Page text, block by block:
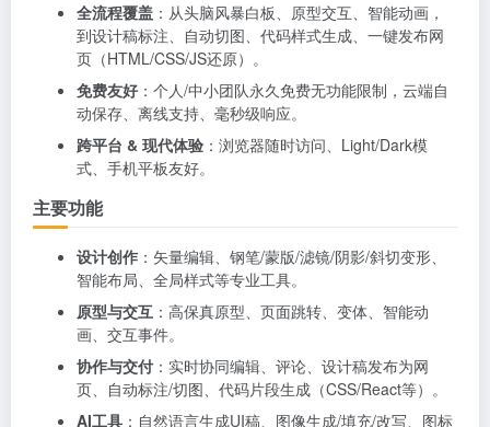
全流程覆盖 ：从头脑风暴白板、原型交互、智能动画，
到设计稿标注、自动切图、代码样式生成、一键发布网
页（HTML/CSS/JS还原）。
免费友好 ：个人/中小团队永久免费无功能限制，云端自
动保存、离线支持、毫秒级响应。
跨平台 & 现代体验 ：浏览器随时访问、Light/Dark模
式、手机平板友好。
主要功能
设计创作 ：矢量编辑、钢笔/蒙版/滤镜/阴影/斜切变形、
智能布局、全局样式等专业工具。
原型与交互 ：高保真原型、页面跳转、变体、智能动
画、交互事件。
协作与交付 ：实时协同编辑、评论、设计稿发布为网
页、自动标注/切图、代码片段生成（CSS/React等）。
AI工具 ：自然语言生成UI稿、图像生成/填充/改写、图标